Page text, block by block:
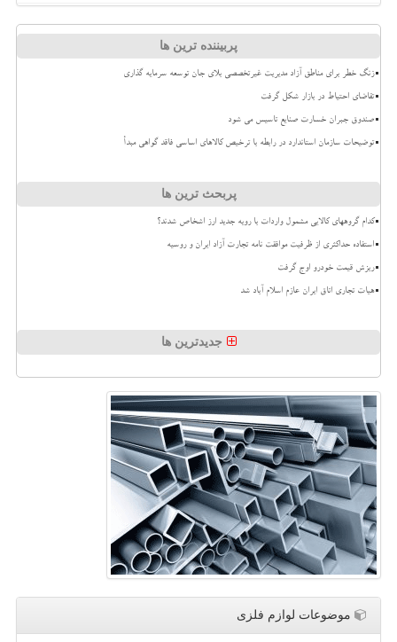
پربیننده ترین ها
زنگ خطر برای مناطق آزاد مدیریت غیرتخصصی بلای جان توسعه سرمایه گذاری
تقاضای احتیاط در بازار شکل گرفت
صندوق جبران خسارت صنایع تاسیس می شود
توضیحات سازمان استاندارد در رابطه با ترخیص کالاهای اساسی فاقد گواهی مبدأ
پربحث ترین ها
کدام گروههای کالایی مشمول واردات با رویه جدید ارز اشخاص شدند؟
استفاده حداکثری از ظرفیت موافقت نامه تجارت آزاد ایران و روسیه
ریزش قیمت خودرو اوج گرفت
هیات تجاری اتاق ایران عازم اسلام آباد شد
جدیدترین ها
موضوعات لوازم فلزی